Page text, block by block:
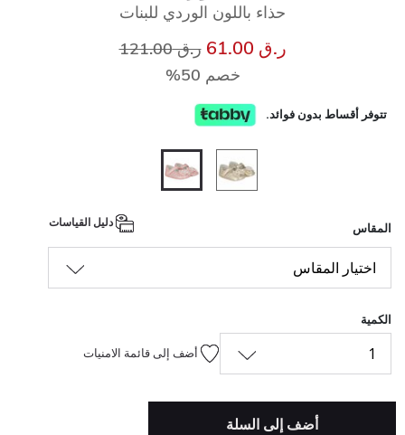
حذاء باللون الوردي للبنات
ر.ق 61.00 سعر مخفض من
ر.ق 121.00
خصم 50%
تتوفر أقساط بدون فوائد.
المقاس
اختيار المقاس
الكمية
1 أضف إلى قائمة الامنيات
أضف إلى السلة